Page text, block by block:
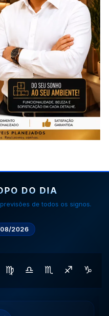
DO DIA
de todos os signos.
2026
♍ ♎ ♏ ♐ ♑